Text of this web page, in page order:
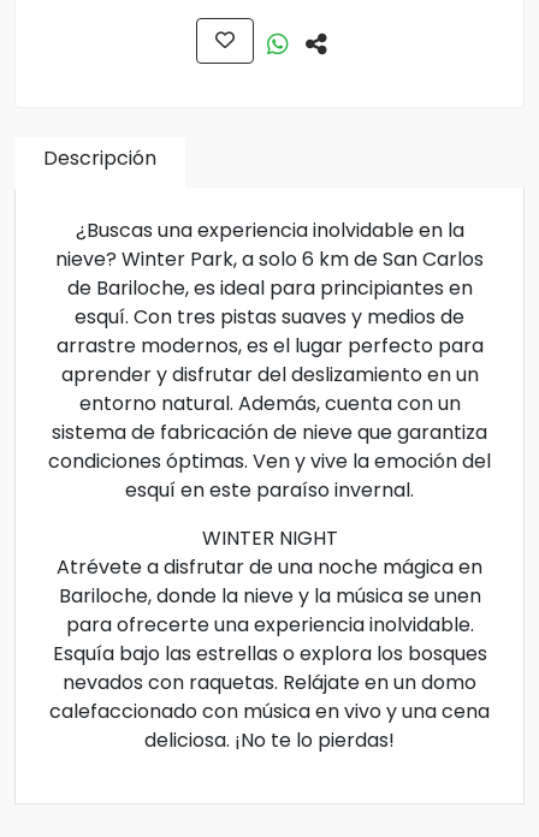
Descripción
¿Buscas una experiencia inolvidable en la
nieve? Winter Park, a solo 6 km de San Carlos
de Bariloche, es ideal para principiantes en
esquí. Con tres pistas suaves y medios de
arrastre modernos, es el lugar perfecto para
aprender y disfrutar del deslizamiento en un
entorno natural. Además, cuenta con un
sistema de fabricación de nieve que garantiza
condiciones óptimas. Ven y vive la emoción del
esquí en este paraíso invernal.
WINTER NIGHT
Atrévete a disfrutar de una noche mágica en
Bariloche, donde la nieve y la música se unen
para ofrecerte una experiencia inolvidable.
Esquía bajo las estrellas o explora los bosques
nevados con raquetas. Relájate en un domo
calefaccionado con música en vivo y una cena
deliciosa. ¡No te lo pierdas!